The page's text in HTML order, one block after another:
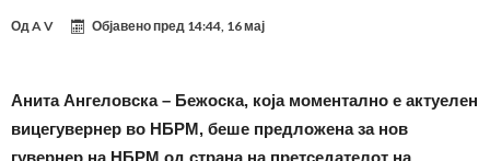
ОдA V Објавено пред 14:44, 16 мај
Анита Ангеловска – Бежоска, која моментално е актуелен
вицегувернер во НБРМ, беше предложена за нов
гувернер на НБРМ од страна на претседателот на